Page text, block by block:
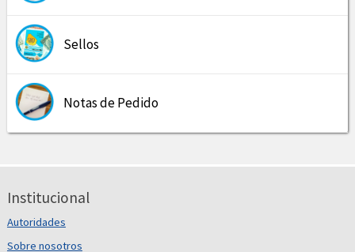
Sellos
Notas de Pedido
Institucional
Autoridades
Sobre nosotros